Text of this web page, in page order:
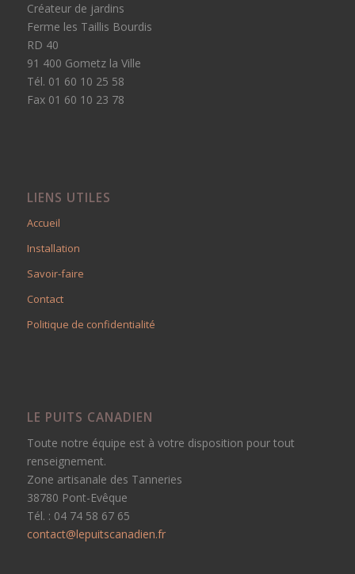
Créateur de jardins
Ferme les Taillis Bourdis
RD 40
91 400 Gometz la Ville
Tél. 01 60 10 25 58
Fax 01 60 10 23 78
LIENS UTILES
Accueil
Installation
Savoir-faire
Contact
Politique de confidentialité
LE PUITS CANADIEN
Toute notre équipe est à votre disposition pour tout
renseignement.
Zone artisanale des Tanneries
38780 Pont-Evêque
Tél. : 04 74 58 67 65
contact@lepuitscanadien.fr